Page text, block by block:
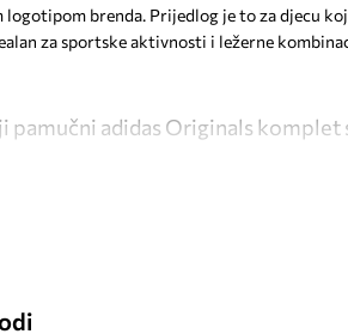
brenda. Prijedlog je to za djecu
za sportske aktivnosti i ležerne
pamučni adidas Originals